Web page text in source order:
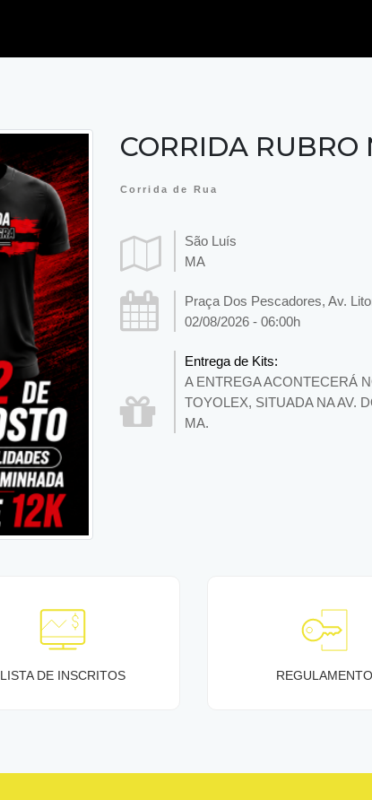
CORRIDA RUBRO
Corrida de Rua
São Luís
MA
Praça Dos Pescadores, Av.
02/08/2026 - 06:00h
Entrega de Kits:
A ENTREGA ACONTECERÁ
TOYOLEX, SITUADA NA AV.
MA.
LISTA DE INSCRITOS REGULAMENTO